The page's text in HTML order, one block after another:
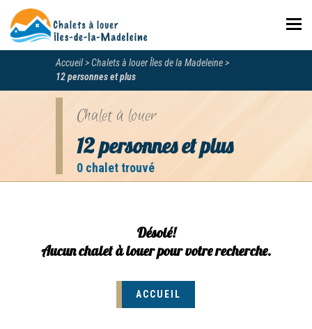
Accueil
Chalets à louer Îles de la Madeleine
12 personnes et plus
Chalet à louer
12 personnes et plus
0 chalet trouvé
Désolé!
Aucun chalet à louer pour votre recherche.
ACCUEIL